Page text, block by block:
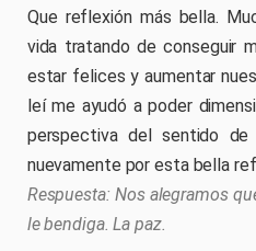
Que reflexión más bella.
vida tratando de conseguir
estar felices y aumentar
leí me ayudó a poder
perspectiva del sentido de
nuevamente por esta bella
Nos alegramos
le bendiga. La paz.